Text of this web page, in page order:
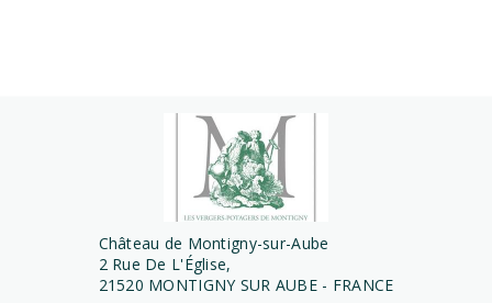
Château de Montigny-sur-Aube
2 Rue De L'Église,
21520 MONTIGNY SUR AUBE - FRANCE